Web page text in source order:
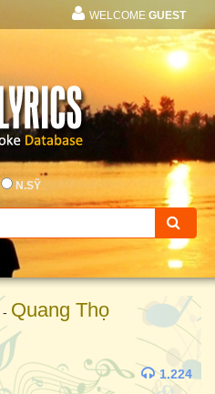
WELCOME GUEST
N.SỸ
- Quang Thọ
1.224